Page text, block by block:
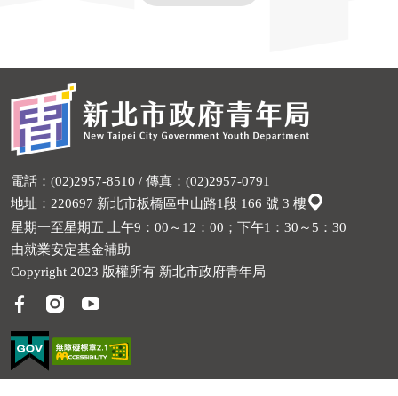
電話：(02)2957-8510 / 傳真：(02)2957-0791
地址：220697 新北市板橋區中山路1段 166 號 3 樓
星期一至星期五 上午9：00～12：00；下午1：30～5：30
由就業安定基金補助
Copyright 2023 版權所有 新北市政府青年局